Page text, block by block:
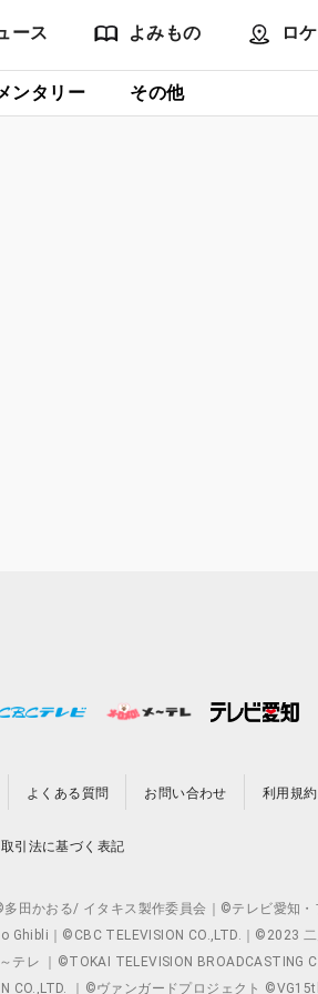
ース よみもの ロ
ンタリー その他
よくある質問 お問い合わせ 利用規約
引法に基づく表記
かおる/ イタキス製作委員会｜©テレビ愛知
｜©CBC TELEVISION CO.,LTD.｜©2023
｜©TOKAI TELEVISION BROADCASTING
CO.,LTD. ｜©ヴァンガードプロジェクト